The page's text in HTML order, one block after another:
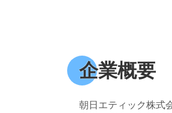
企業概要
朝日エティック株式